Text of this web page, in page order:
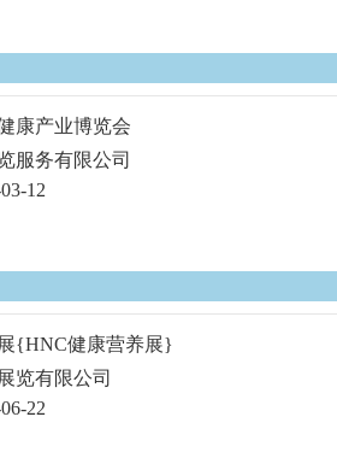
康产业博览会
服务有限公司
12
{HNC健康营养展}
览有限公司
22